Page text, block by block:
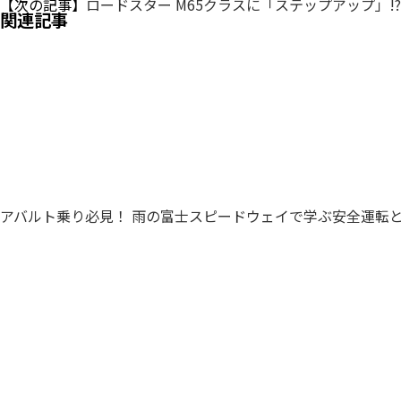
【次の記事】 ロードスター M65クラスに「ステップアップ」!?
関連記事
アバルト乗り必見！ 雨の富士スピードウェイで学ぶ安全運転